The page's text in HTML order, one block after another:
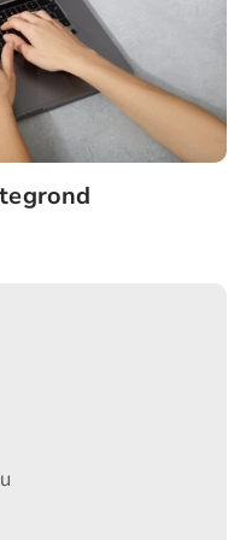
keramische
zich op
en video's zijn van